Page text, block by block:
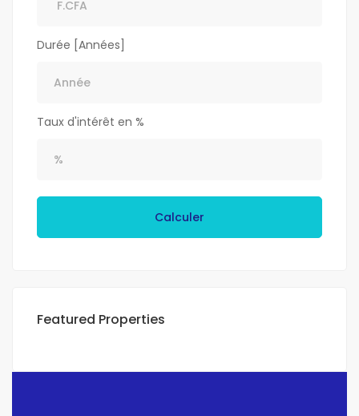
Durée [Années]
Taux d'intérêt en %
Calculer
Featured Properties